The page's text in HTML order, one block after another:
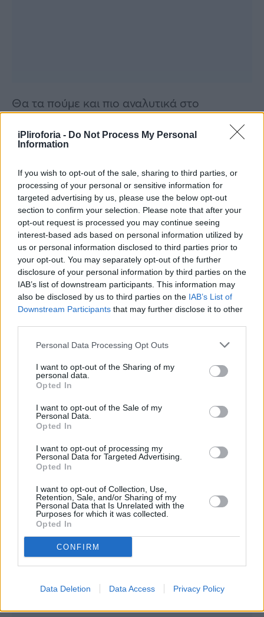
iPliroforia - Do Not Process My Personal
Information
If you wish to opt-out of the sale, sharing to third parties, or
processing of your personal or sensitive information for
targeted advertising by us, please use the below opt-out
section to confirm your selection. Please note that after your
opt-out request is processed you may continue seeing
interest-based ads based on personal information utilized by
us or personal information disclosed to third parties prior to
your opt-out. You may separately opt-out of the further
disclosure of your personal information by third parties on the
IAB’s list of downstream participants. This information may
also be disclosed by us to third parties on the IAB’s List of
Downstream Participants that may further disclose it to other
Personal Data Processing Opt Outs
I want to opt-out of the Sharing of my
personal data.
Opted In
I want to opt-out of the Sale of my
Personal Data.
Opted In
I want to opt-out of processing my
Personal Data for Targeted Advertising.
Opted In
I want to opt-out of Collection, Use,
Retention, Sale, and/or Sharing of my
Personal Data that Is Unrelated with the
Purposes for which it was collected.
Opted In
CONFIRM
Data Deletion Data Access Privacy Policy
Θα τα πούμε και πιο αναλυτικά στο
Καιρός: Τόνοι βροχής απειλούν
Aρχίζει και ξεκαθαρίζει το επίκεντρο της
επικείμενης αλλαγής του καιρού, το οποίο
τοποθετείται στα νησιά του Αιγαίου, με
έμφαση στο νότιο Αιγαίο-Κρήτη
-Δωδεκάνησα, σύμφωνα με το Weather
Analysis Greece.